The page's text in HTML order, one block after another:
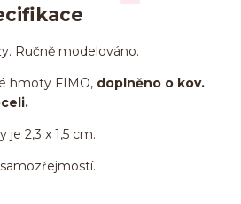
Ručně modelováno.
hmoty FIMO, doplněno o kov.
je 2,3 x 1,5 cm.